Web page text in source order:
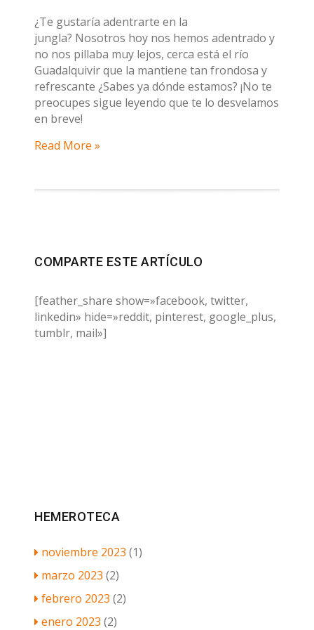
¿Te gustaría adentrarte en la
jungla? Nosotros hoy nos hemos adentrado y
no nos pillaba muy lejos, cerca está el río
Guadalquivir que la mantiene tan frondosa y
refrescante ¿Sabes ya dónde estamos? ¡No te
preocupes sigue leyendo que te lo desvelamos
en breve!
Read More »
COMPARTE ESTE ARTÍCULO
[feather_share show=»facebook, twitter,
linkedin» hide=»reddit, pinterest, google_plus,
tumblr, mail»]
HEMEROTECA
noviembre 2023 (1)
marzo 2023 (2)
febrero 2023 (2)
enero 2023 (2)